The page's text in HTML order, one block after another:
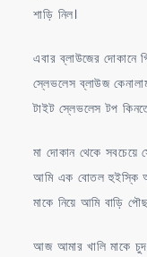
শাড়ি নিল।
এবার ব্লাউজের দোকানে
স্লেভলেস ব্লাউজ
টাইট স্লেভলেস টপ
মা দোকান থেকে
আমি এক বোতল হুইস্কি
মাকে নিয়ে আমি বাড়ি
আজ আমার খালি মাকে